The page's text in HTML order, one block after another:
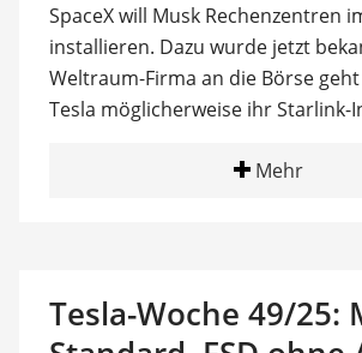
SpaceX will Musk Rechenzentren
installieren. Dazu wurde jetzt
Weltraum-Firma an die Börse
Tesla möglicherweise ihr
Mehr
Tesla-Woche 49/25: